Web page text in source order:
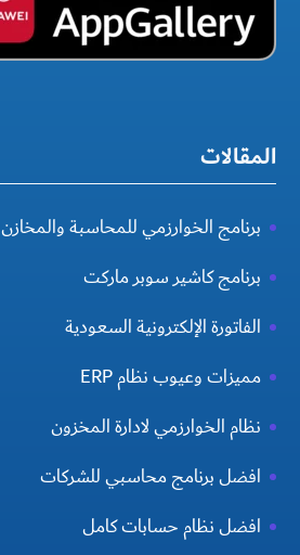
المقالات
برنامج الخوارزمي للمحاسبة والمخازن
برنامج كاشير سوبر ماركت
الفاتورة الإلكترونية السعودية
مميزات وعيوب نظام ERP
نظام الخوارزمي لادارة المخزون
افضل برنامج محاسبي للشركات
افضل نظام حسابات كامل